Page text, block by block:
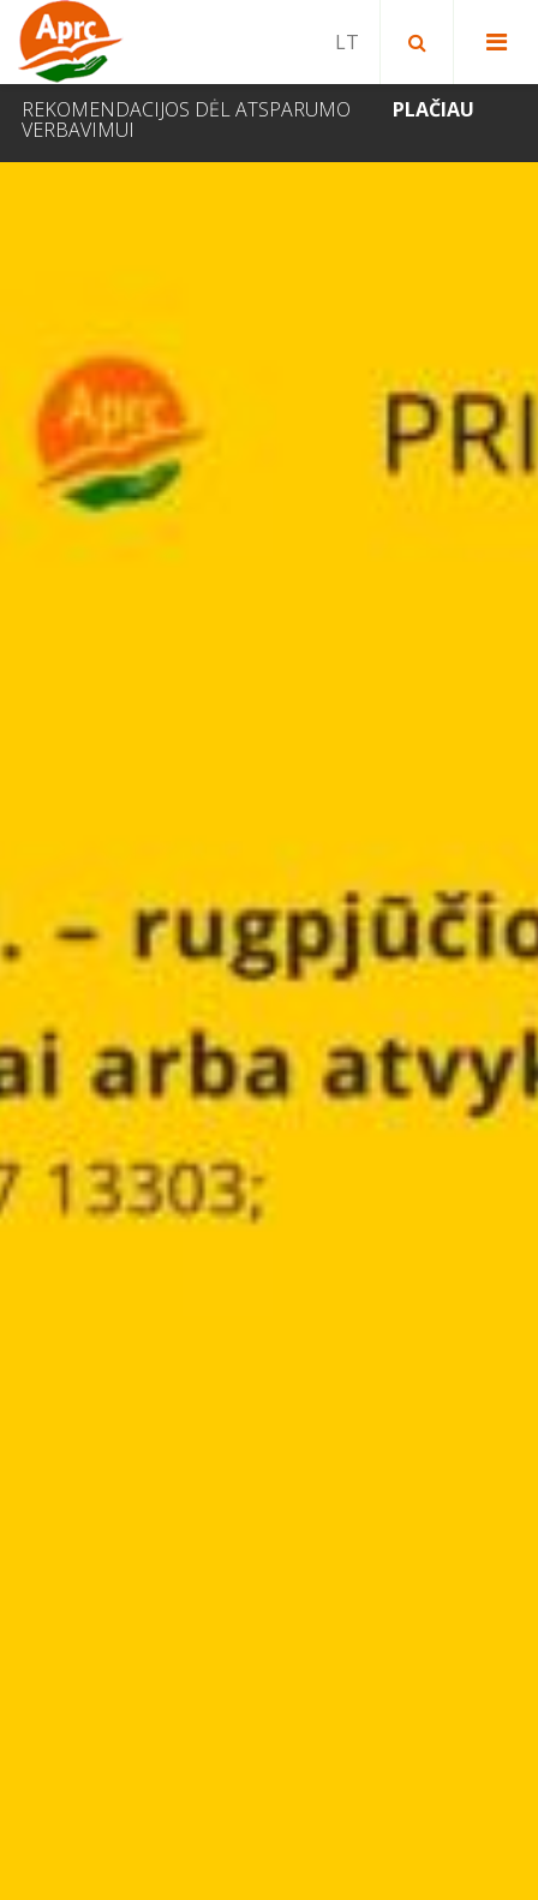
REKOMENDACIJOS DĖL ATSPARUMO
VERBAVIMUI
PLAČIAU
Paieška bibliotekoje